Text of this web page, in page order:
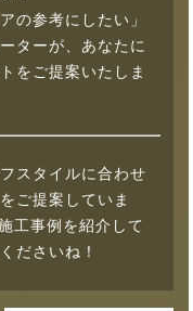
の参考にしたい」
ターが、あなたに
をご提案いたしま
スタイルに合わせ
ご提案していま
工事例を紹介して
ださいね！